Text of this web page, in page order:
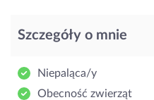
Szczegóły o mnie
Niepaląca/y
Obecność zwierząt